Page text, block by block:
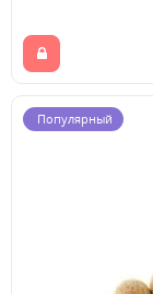
Популярный